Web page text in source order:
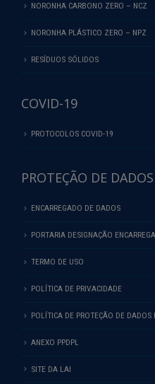
NORONHA CARBONO ZERO – NCZ
NORONHA PLÁSTICO ZERO – NPZ
RESÍDUOS SÓLIDOS
COVID-19
PROTOCOLOS COVID-19
PROTEÇÃO DE DADOS
ENCARREGADO DE DADOS
PORTARIA DESIGNAÇÃO
TERMO DE USO
POLÍTICA DE PRIVACIDADE
POLÍTICA DE PROTEÇÃO DE DADOS
ANEXO PPDPL
SITE DA LAI